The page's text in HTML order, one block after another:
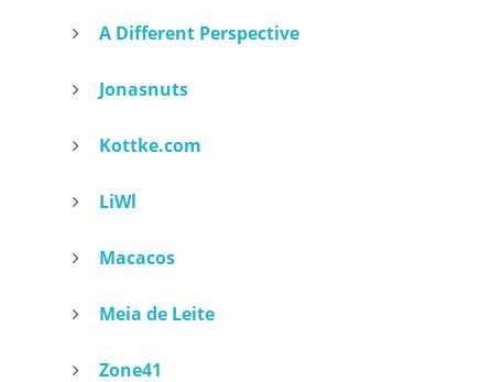
A Different Perspective
Jonasnuts
Kottke.com
LiWl
Macacos
Meia de Leite
Zone41